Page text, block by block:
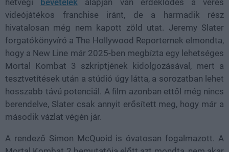
videójátékos franchise iránt, de a harmadik rész
hivatalosan még nem kapott zöld utat. Jeremy Slater
forgatókönyvíró a The Hollywood Reporternek elmondta,
hogy a New Line már 2025-ben megbízta egy lehetséges
Mortal Kombat 3 szkriptjének kidolgozásával, mert a
tesztvetítések után a stúdió úgy látta, a sorozatban lehet
hosszabb távú potenciál. A film azonban ettől még nincs
berendelve, Slater csak annyit erősített meg, hogy már a
második vázlat végén jár.
A rendező Simon McQuoid is óvatosan fogalmazott. A